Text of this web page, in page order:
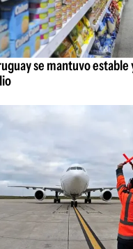
se mantuvo estable